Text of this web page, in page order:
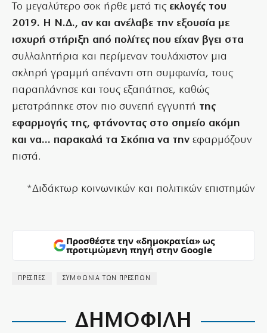
Το μεγαλύτερο σοκ ήρθε μετά τιςεκλογές του
2019. Η Ν.Δ., αν και ανέλαβε την εξουσία με
ισχυρή στήριξη από πολίτες που είχαν βγει στα
συλλαλητήρια και περίμεναν τουλάχιστον μια
σκληρή γραμμή απέναντι στη συμφωνία, τους
παραπλάνησε και τους εξαπάτησε, καθώς
μετατράπηκε στον πιο συνεπή εγγυητή της
εφαρμογής της, φτάνοντας στο σημείο ακόμη
και να… παρακαλά τα Σκόπια να την εφαρμόζουν
πιστά.
*Διδάκτωρ κοινωνικών και πολιτικών επιστημών
Προσθέστε την «δημοκρατία» ως
προτιμώμενη πηγή στην Google
ΠΡΕΣΠΕΣ ΣΥΜΦΩΝΙΑ ΤΩΝ ΠΡΕΣΠΩΝ
ΔΗΜΟΦΙΛΗ